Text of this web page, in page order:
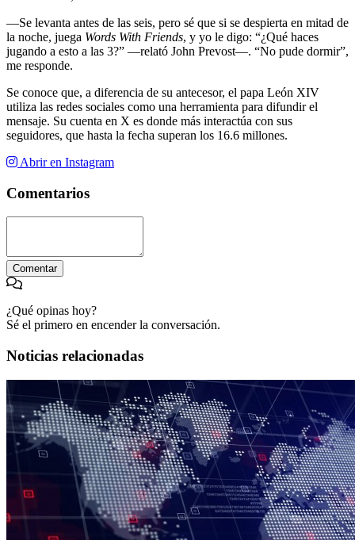
—Se levanta antes de las seis, pero sé que si se despierta en mitad de
la noche, juega Words With Friends, y yo le digo: “¿Qué haces
jugando a esto a las 3?” —relató John Prevost—. “No pude dormir”,
me responde.
Se conoce que, a diferencia de su antecesor, el papa León XIV
utiliza las redes sociales como una herramienta para difundir el
mensaje. Su cuenta en X es donde más interactúa con sus
seguidores, que hasta la fecha superan los 16.6 millones.
Abrir en Instagram
Comentarios
Comentar
¿Qué opinas hoy?
Sé el primero en encender la conversación.
Noticias relacionadas